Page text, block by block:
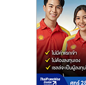
ไชส์
ขาย
แฟ